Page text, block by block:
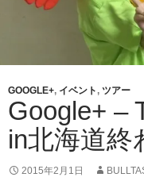
GOOGLE+, イベント , ツアー
Google+ –
in北海道
2015年2月1日